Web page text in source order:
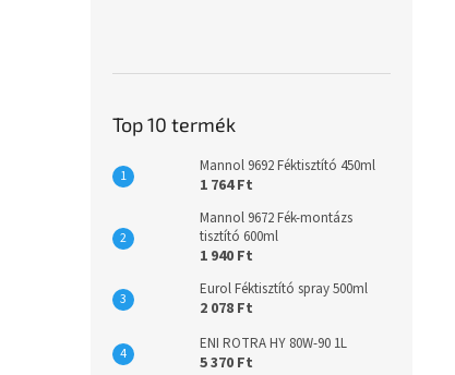
Top 10 termék
Mannol 9692 Féktisztító 450ml
1 764 Ft
Mannol 9672 Fék-montázs
tisztító 600ml
1 940 Ft
Eurol Féktisztító spray 500ml
2 078 Ft
ENI ROTRA HY 80W-90 1L
5 370 Ft